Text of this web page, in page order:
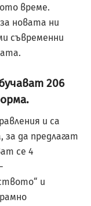
време.
новата ни
съв­ременни
206
и са
за да предлагат
се 4
и